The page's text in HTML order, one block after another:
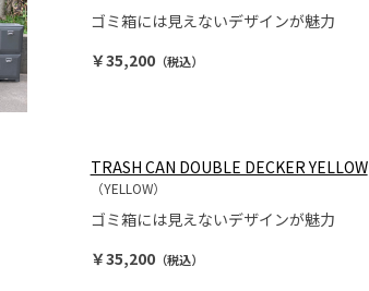
ゴミ箱には見えないデザインが魅力
￥35,200（税込）
TRASH CAN DOUBLE DECKER YELLOW
（YELLOW）
ゴミ箱には見えないデザインが魅力
￥35,200（税込）